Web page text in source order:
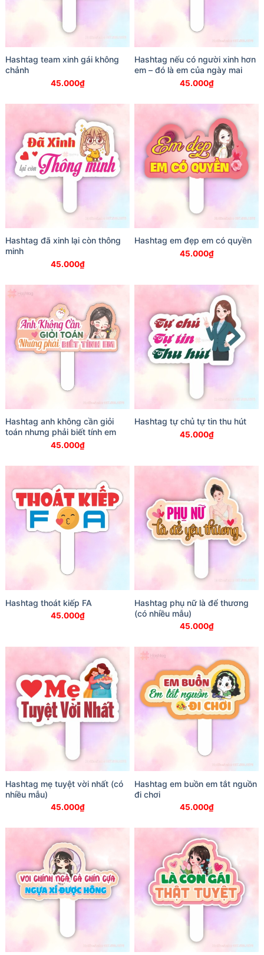
Hashtag team xinh gái không
chảnh
45.000₫
Hashtag nếu có người xinh hơn
em – đó là em của ngày mai
45.000₫
Hashtag đã xinh lại còn thông
minh
45.000₫
Hashtag em đẹp em có quyền
45.000₫
Hashtag anh không cần giỏi
toán nhưng phải biết tính em
45.000₫
Hashtag tự chủ tự tin thu hút
45.000₫
Hashtag thoát kiếp FA
45.000₫
Hashtag phụ nữ là để thương
(có nhiều mẫu)
45.000₫
Hashtag mẹ tuyệt vời nhất (có
nhiều mẫu)
45.000₫
Hashtag em buồn em tắt nguồn
đi chơi
45.000₫